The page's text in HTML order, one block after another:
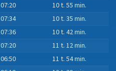
07:20
10 t. 55 min.
07:34
10 t. 35 min.
07:36
10 t. 42 min.
07:20
11 t. 12 min.
06:50
11 t. 54 min.